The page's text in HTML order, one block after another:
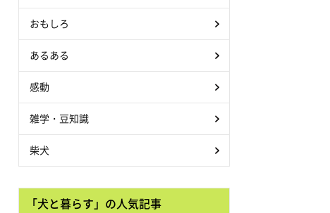
おもしろ
あるある
感動
雑学・豆知識
柴犬
「犬と暮らす」の人気記事